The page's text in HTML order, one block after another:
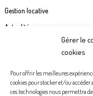
Gérer le
cookies
Pour offrir les meilleures
cookies pour stocker et/ou
ces technologies nous permettra
Gestion locative
Actualités
Politiques de confidentialité